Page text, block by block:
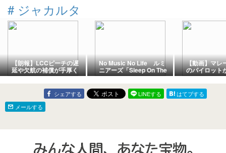
# ジャカルタ
【朗報】LCCピーチの遅
延や欠航の補償が手厚く
なる！
No Music No Life ルミ
ニアーズ「Sleep On The
Floor」
【動画】マレ
のパイロット
タへ薬物を大
逮捕！
シェアする LINEする
はてブする
メールする